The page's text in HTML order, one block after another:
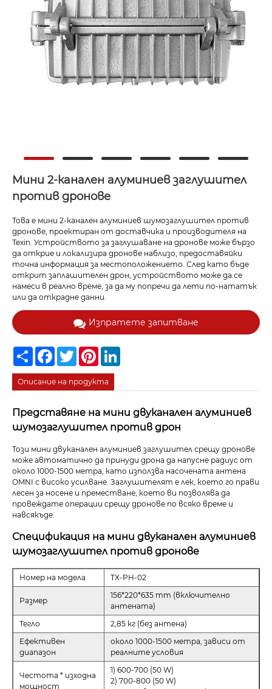
Мини 2-канален алуминиев заглушител
против дронове
Това е мини 2-канален алуминиев шумозаглушител против
дронове, проектиран от доставчика и производителя на
Texin. Устройството за заглушаване на дронове може бързо
да открие и локализира дронове наблизо, предоставяйки
точна информация за местоположението. След като бъде
открит заплашителен дрон, устройството може да се
намеси в реално време, за да му попречи да лети по-нататък
или да открадне данни.
Изпратете запитване
Share FacebookTwitterPinterest
Описание на продукта
Представяне на мини двуканален алуминиев
шумозаглушител против дрон
Този мини двуканален алуминиев заглушител срещу дронове
може автоматично да принуди дрона да напусне радиус от
около 1000-1500 метра, като използва насочената антена
OMNI с високо усилване. Заглушителят е лек, което го прави
лесен за носене и преместване, което ви позволява да
провеждате операции срещу дронове по всяко време и
навсякъде.
Спецификация на мини двуканален алуминиев
шумозаглушител против дронове
Номер на модела TX-PH-02
Размер
156*220*635 mm (включително
антената)
Тегло
2,85 кг (без антена)
Ефективен
диапазон
около 1000-1500 метра, зависи от
реалните условия
Честота * изходна
мощност
1) 600-700 (50 W)
2) 700-800 (50 W)